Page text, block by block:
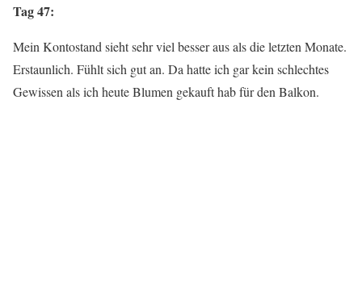
Tag 47:
Mein Kontostand sieht sehr viel besser aus als die letzten Monate.
Erstaunlich. Fühlt sich gut an. Da hatte ich gar kein schlechtes
Gewissen als ich heute Blumen gekauft hab für den Balkon.